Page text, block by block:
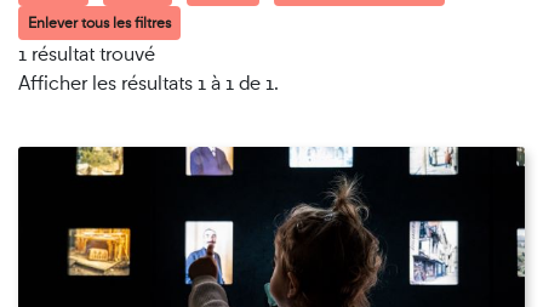
Enlever tous les filtres
1 résultat trouvé
Afficher les résultats 1 à 1 de 1.